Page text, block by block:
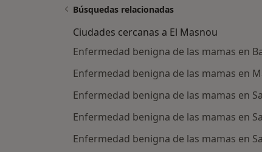
Búsquedas relacionadas
Ciudades cercanas a El Masnou
Enfermedad benigna de las mamas en
Enfermedad benigna de las mamas en
Enfermedad benigna de las mamas en
Enfermedad benigna de las mamas en
Enfermedad benigna de las mamas en